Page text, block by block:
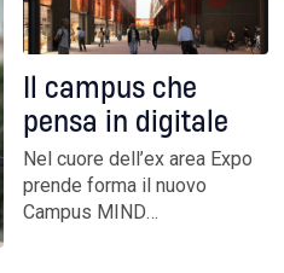
Il campus che
pensa in digitale
Nel cuore dell’ex area Expo
prende forma il nuovo
Campus MIND